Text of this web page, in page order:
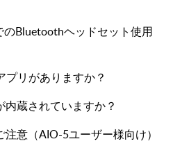
のBluetoothヘッドセット使用
プリがありますか？
蔵されていますか？
意（AIO-5ユーザー様向け）